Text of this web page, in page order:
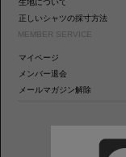
正しいシャツの採寸方法
MEMBER SERVICE
マイページ
メンバー退会
メールマガジン解除